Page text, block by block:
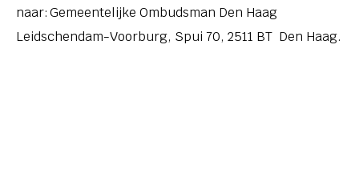
naar: Gemeentelijke Ombudsman Den Haag
Leidschendam-Voorburg, Spui 70, 2511 BT Den Haag.